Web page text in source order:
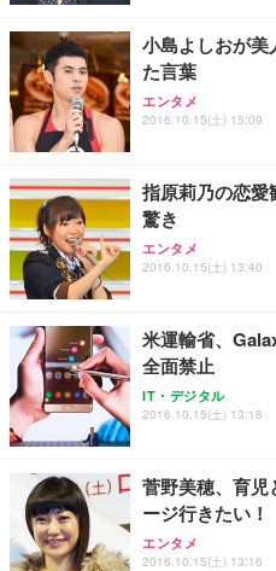
ョン PCチェア 通
務用 おしゃれ パ
Sezlife オフィスチ
ワーク チェア 強
能 人間工学 椅子
務用 おしゃれ パ
ANDWINT オフィ
ッシュ 通気性 ラ
ス圧無段階昇降
【整備済み品】
ー フルHD（
ort/VGA スピーカ
【MiniLED/
HOOTER Gaming
グモニター QD
Smart Basic(スマ
限定】 Smart
超厚型 お徳用 ワ
アイリスオーヤマ
ュラー 200枚入【
小島よしおが
た言葉
エンタメ
2016.10.15(土) 15:09
指原莉乃の恋愛
驚き
エンタメ
2016.10.15(土) 13:40
米運輸省、
全面禁止
IT・デジタル
2016.10.15(土) 13:18
菅野美穂、育
ージ行きたい！
エンタメ
2016.10.15(土) 13:16